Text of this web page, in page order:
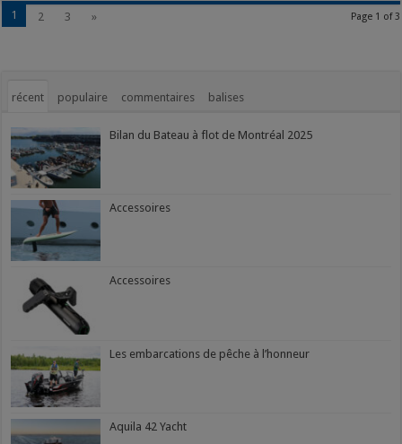
Page 1 of 3
1 2 3 »
récent populaire commentaires balises
Bilan du Bateau à flot de Montréal 2025
Accessoires
Accessoires
Les embarcations de pêche à l’honneur
Aquila 42 Yacht